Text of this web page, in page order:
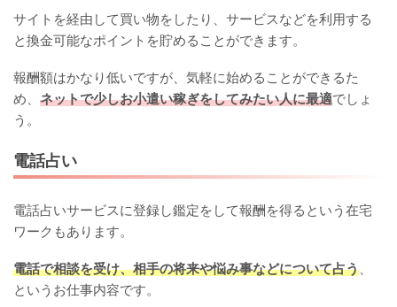
サイトを経由して買い物をしたり、サービスなどを利用する
と換金可能なポイントを貯めることができます。
報酬額はかなり低いですが、気軽に始めることができるた
め、 ネットで少しお小遣い稼ぎをしてみたい人に最適でしょ
う。
電話占い
電話占いサービスに登録し鑑定をして報酬を得るという在宅
ワークもあります。
電話で相談を受け、相手の将来や悩み事などについて占う
というお仕事内容です。